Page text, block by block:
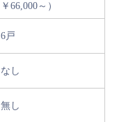
￥66,000～）
6戸
なし
無し